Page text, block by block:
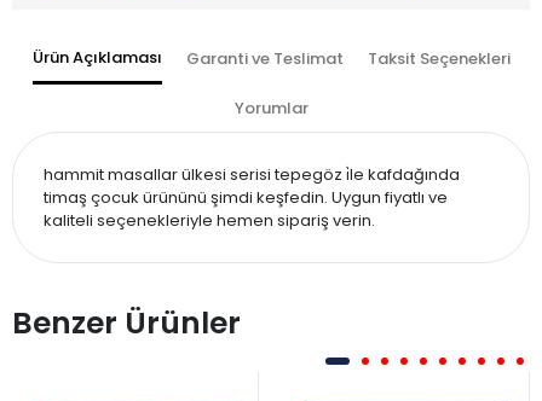
Ürün Açıklaması Garanti ve Teslimat Taksit Seçenekleri
Yorumlar
hammit masallar ülkesi serisi tepegöz i̇le kafdağında
timaş çocuk ürününü şimdi keşfedin. Uygun fiyatlı ve
kaliteli seçenekleriyle hemen sipariş verin.
Benzer Ürünler